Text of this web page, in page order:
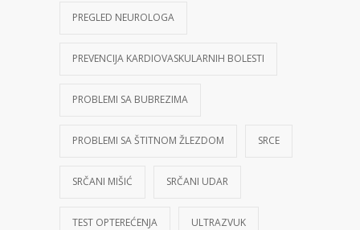
PREGLED NEUROLOGA
PREVENCIJA KARDIOVASKULARNIH BOLESTI
PROBLEMI SA BUBREZIMA
PROBLEMI SA ŠTITNOM ŽLEZDOM SRCE
SRČANI MIŠIĆ SRČANI UDAR
TEST OPTEREĆENJA ULTRAZVUK